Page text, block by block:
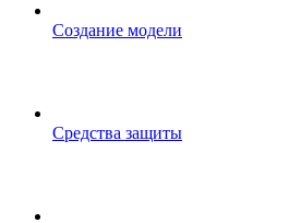
Создание модели
Средства защиты